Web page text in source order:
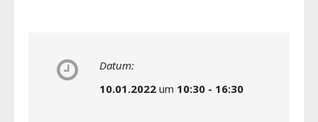
Datum:
10.01.2022 um 10:30 - 16:30